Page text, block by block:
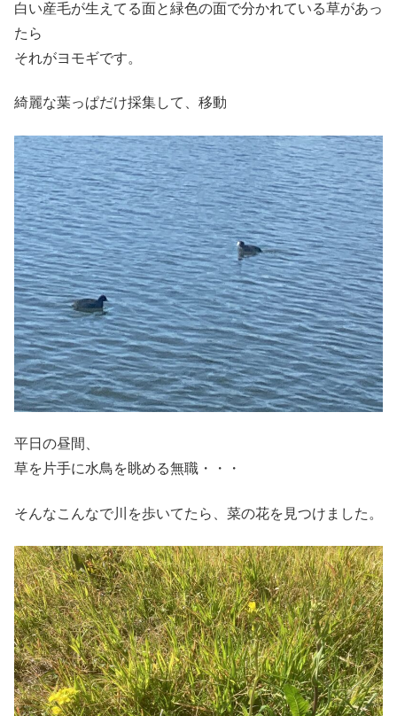
白い産毛が生えてる面と緑色の面で分かれている草があっ
たら
それがヨモギです。
綺麗な葉っぱだけ採集して、移動
平日の昼間、
草を片手に水鳥を眺める無職・・・
そんなこんなで川を歩いてたら、菜の花を見つけました。